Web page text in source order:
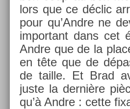
lors que ce déclic
pour qu’Andre ne
im­por­tant dans cet
Andre que de la
en tête que de
de tail­le. Et Brad
juste la dernière
qu’à Andre : cette